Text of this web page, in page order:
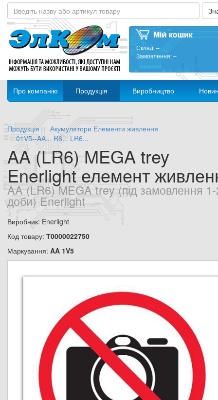
Склад:–
Замовлення:–
Про компанію Продукція Виробництво
Продукція
Акумулятори Елементи живлення
01V5--AA... R6... LR6...
AA (LR6) MEGA trey
Enerlight елемент
AA (LR6) MEGA trey (під замовлення
доби) Enerlight
Виробник: Enerlight
Код товару: Т0000022750
Маркування: AA 1V5